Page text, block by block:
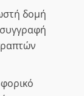
δομή